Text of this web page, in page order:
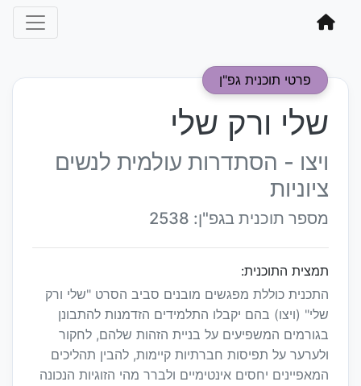
פרטי תוכנית גפ"ן
שלי ורק שלי
ויצו - הסתדרות עולמית לנשים
ציוניות
מספר תוכנית בגפ"ן: 2538
תמצית התוכנית:
התכנית כוללת מפגשים מובנים סביב הסרט "שלי ורק
שלי" (ויצו) בהם יקבלו התלמידים הזדמנות להתבונן
בגורמים המשפיעים על בניית הזהות שלהם, לחקור
ולערער על תפיסות חברתיות קיימות, להבין תהליכים
המאפיינים יחסים אינטימיים ולברר מהי הזוגיות הנכונה